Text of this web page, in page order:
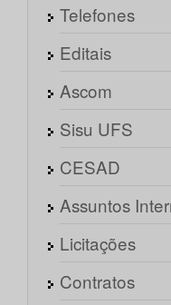
Telefones
Editais
Ascom
Sisu UFS
CESAD
Assuntos
Licitações
Contratos